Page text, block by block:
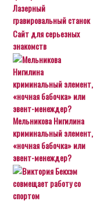
Лазерный
гравировальный станок
Сайт для серьезных
знакомств
Мельникова Нигилина
криминальный элемент,
«ночная бабочка» или
эвент-менеждер?